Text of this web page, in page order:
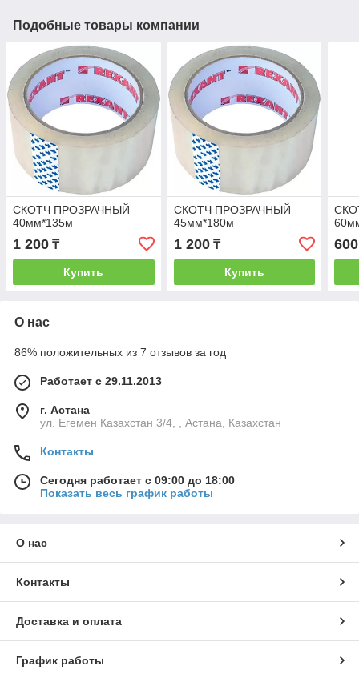
Подобные товары компании
СКОТЧ ПРОЗРАЧНЫЙ
40мм*135м
1 200 ₸
Купить
СКОТЧ ПРОЗРАЧНЫЙ
45мм*180м
1 200₸
Купить
600
О нас
86% положительных из 7 отзывов за год
Работает с 29.11.2013
г. Астана
ул. Егемен Казахстан 3/4, , Астана, Казахстан
Контакты
Сегодня работает с 09:00 до 18:00
Показать весь график работы
О нас
Контакты
Доставка и оплата
График работы